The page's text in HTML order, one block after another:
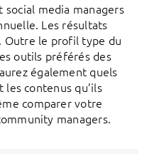
media managers
Les résultats
Outre le profil type du
outils préférés des
également quels
contenus qu’ils
comparer votre
managers.